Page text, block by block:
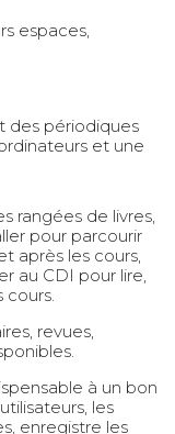
espaces,
des périodiques
et une
rangées de livres,
pour parcourir
après les cours,
au CDI pour lire,
cours.
revues,
à un bon
les
enregistre les